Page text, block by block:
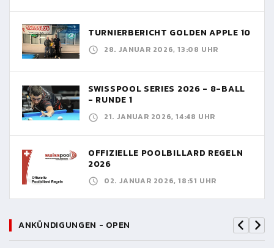
TURNIERBERICHT GOLDEN APPLE 10
28. JANUAR 2026, 13:08 UHR
SWISSPOOL SERIES 2026 - 8-BALL
- RUNDE 1
21. JANUAR 2026, 14:48 UHR
OFFIZIELLE POOLBILLARD REGELN
2026
02. JANUAR 2026, 18:51 UHR
ANKÜNDIGUNGEN - OPEN